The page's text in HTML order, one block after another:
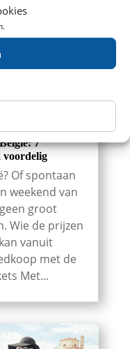
7
voordelig
Of spontaan
weekend van
groot
Wie de prijzen
vanuit
met de
Met...